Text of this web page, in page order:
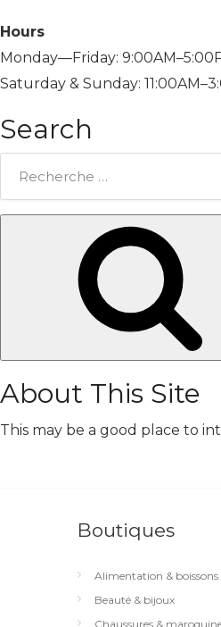
Hours
Monday—Friday:
Saturday & Sunday:
Search
About This Site
This may be a good place to
Boutiques
Alimentation & boissons
Beauté & bijoux
Chaussures &